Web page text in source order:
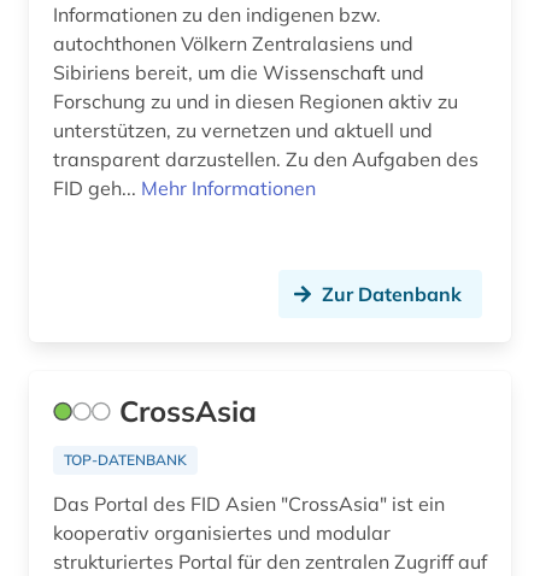
Informationen zu den indigenen bzw.
autochthonen Völkern Zentralasiens und
Sibiriens bereit, um die Wissenschaft und
Forschung zu und in diesen Regionen aktiv zu
unterstützen, zu vernetzen und aktuell und
transparent darzustellen. Zu den Aufgaben des
FID geh... Mehr Informationen
Zur Datenbank
CrossAsia
TOP-DATENBANK
Das Portal des FID Asien "CrossAsia" ist ein
kooperativ organisiertes und modular
strukturiertes Portal für den zentralen Zugriff auf